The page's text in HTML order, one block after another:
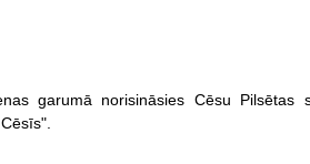
garumā norisināsies Cēsu